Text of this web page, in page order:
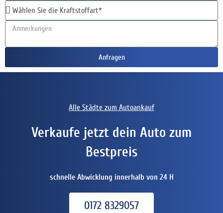
Anfragen
Alle Städte zum Autoankauf
Verkaufe jetzt dein Auto zum
Bestpreis
schnelle Abwicklung innerhalb von 24 H
0172 8329057